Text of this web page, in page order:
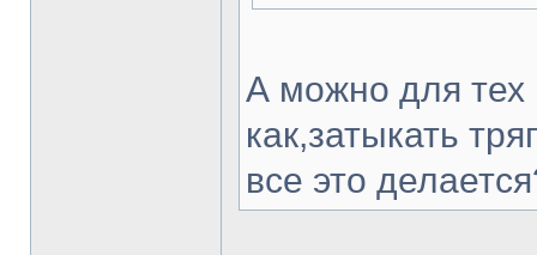
А можно для тех
как,затыкать
все это